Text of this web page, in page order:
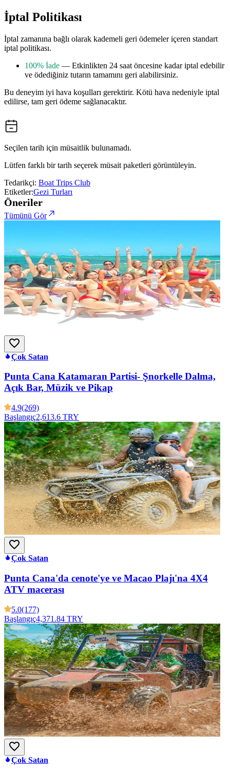
İptal Politikası
İptal zamanına bağlı olarak kademeli geri ödemeler içeren standart
iptal politikası.
100% İade — Etkinlikten 24 saat öncesine kadar iptal edebilir
ve ödediğiniz tutarın tamamını geri alabilirsiniz.
Bu deneyim iyi hava koşulları gerektirir. Kötü hava nedeniyle iptal
edilirse, tam geri ödeme sağlanacaktır.
Seçilen tarih için müsaitlik bulunamadı.
Lütfen farklı bir tarih seçerek müsait paketleri görüntüleyin.
Tedarikçi: Boat Trips Club
Etiketler:Gezi Turları
Öneriler
Tümünü Gör
Çok Satan
Punta Cana Katamaran Partisi- Şnorkelle Dalma,
Açık Bar, Müzik ve Pikap
4.9(269)
Başlangıç2,613.6 TRY
Çok Satan
Punta Cana'da cenote'ye ve Macao Plajı'na 4X4
ATV macerası
5.0(177)
Başlangıç4,371.84 TRY
Çok Satan